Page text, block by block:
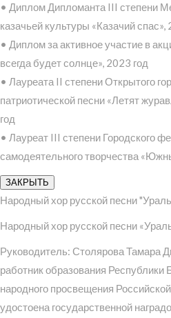
• Диплом Дипломанта III степени
казачьей культуры «Казачий спас»,
• Диплом за активное участие в
всегда будет солнце», 2023 год
• Лауреата II степени Открытого
патриотической песни «Летят
год
• Лауреат III степени Городского
самодеятельного творчества
ЗАКРЫТЬ
Народный хор русской песни
Народный хор русской песни
Руководитель: Столярова Тамара
работник образования Республики
народного просвещения
удостоена государственной